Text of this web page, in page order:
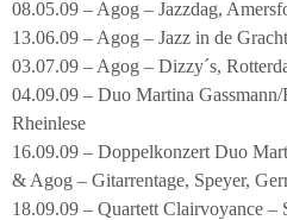
08.05.09 – Agog – Jazzdag,
13.06.09 – Agog – Jazz in de
03.07.09 – Agog – Dizzy´s,
04.09.09 – Duo Martina
Rheinlese
16.09.09 – Doppelkonzert Duo
& Agog – Gitarrentage, Speyer,
18.09.09 – Quartett Clairvoyance –